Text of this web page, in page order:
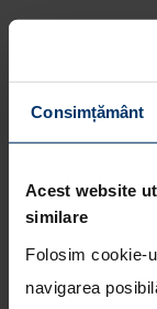
Consimțământ
Acest website
similare
Folosim cookie-
navigarea
Hyundai
cu patru
Spaniei